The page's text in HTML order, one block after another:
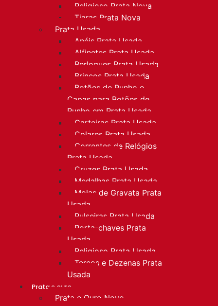
Religioso Prata Nova
Tiaras Prata Nova
Prata Usada
Anéis Prata Usada
Alfinetes Prata Usada
Berloques Prata Usada
Brincos Prata Usada
Botões de Punho e
Capas para Botões de
Punho em Prata Usada
Carteiras Prata Usada
Colares Prata Usada
Correntes de Relógios
Prata Usada
Cruzes Prata Usada
Medalhas Prata Usada
Molas de Gravata Prata
Usada
Pulseiras Prata Usada
Porta-chaves Prata
Usada
Religioso Prata Usada
Terços e Dezenas Prata
Usada
Prata e ouro
Prata e Ouro Novo